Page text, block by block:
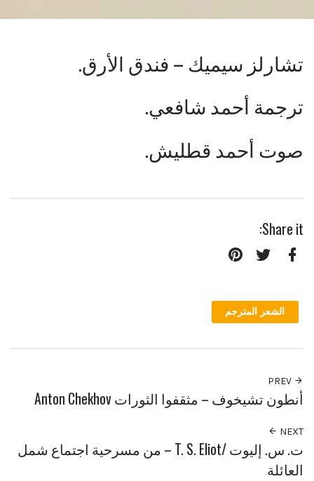
تشارلز سيميك – فندق الأرق.
ترجمة أحمد شافعي.
صوت أحمد قطليش.
Share it:
الشعر المترجم
أنطون تشيخوف – مثقفوا الثورات Anton Chekhov
NEXT
ت. س. إليوت /T. S. Eliot – من مسرحية اجتماع شمل
العائلة